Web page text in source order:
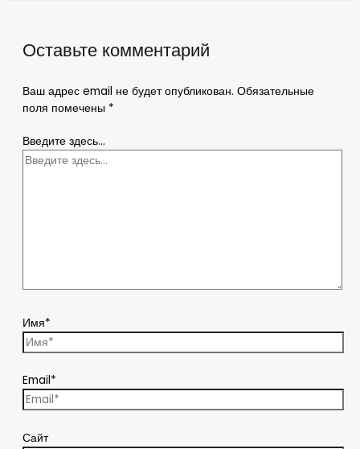
Оставьте комментарий
Ваш адрес email не будет опубликован. Обязательные
поля помечены *
Введите здесь...
Имя*
Email*
Сайт